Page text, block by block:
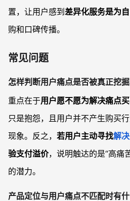
置，让用户感到 差异化服务是为
购和口碑传播。
常见问题
怎样判断用户痛点是否被真正挖掘
重点在于用户愿不愿为解决痛点
只是抱怨，且用户并不产生购买
现象。反之， 若用户主动寻找解
验支付溢价，说明触达的是“高痛
的潜力。
产品定位与用户痛点不匹配时有什